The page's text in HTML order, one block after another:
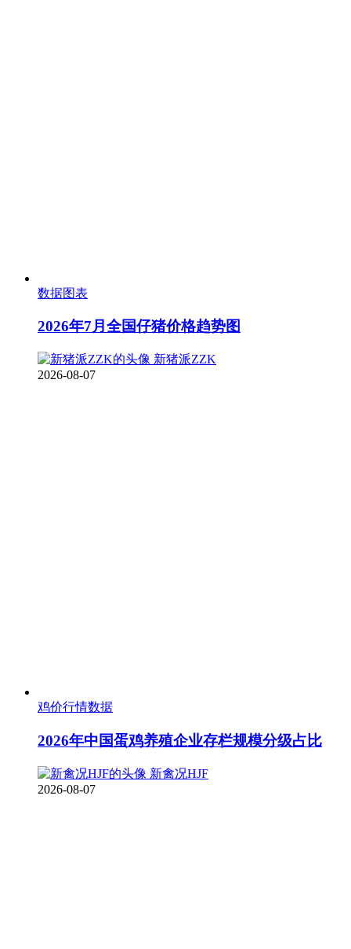
数据图表
2026年7月全国仔猪价格趋势图
新猪派ZZK
2026-08-07
鸡价行情数据
2026年中国蛋鸡养殖企业存栏规模分级占比
新禽况HJF
2026-08-07